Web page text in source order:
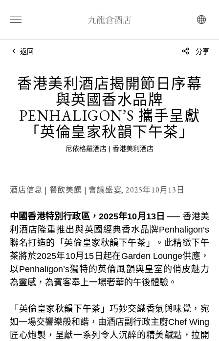
返回 分享
香港美利酒店揭開節日序幕
與英國香水品牌
PENHALIGON’S 攜手呈獻
「英倫皇家秋韻下午茶」
尼依格羅酒店 | 香港美利酒店
酒店信息 | 餐飲美饌 | 會議盛宴, 2025年10月13日
中國香港特別行政區，2025年10月13日 ── 香港美
利酒店隆重推出與英國經典香水品牌Penhaligon’s
聯名打造的「英倫皇家秋韻下午茶」。此精緻下午
茶將於2025年10月15日起在Garden Lounge供應，
以Penhaligon’s獨特的英倫風韻與皇室的俏皮魅力
為靈感，為賓客奉上一場奢華的午後體驗。
「英倫皇家秋韻下午茶」巧妙交織香氣與味覺，宛
如一場交響樂般和諧，由酒店副行政主廚Chef Wing
匠心炮製，呈獻一系列令人沉醉的精美鹹點，拉開